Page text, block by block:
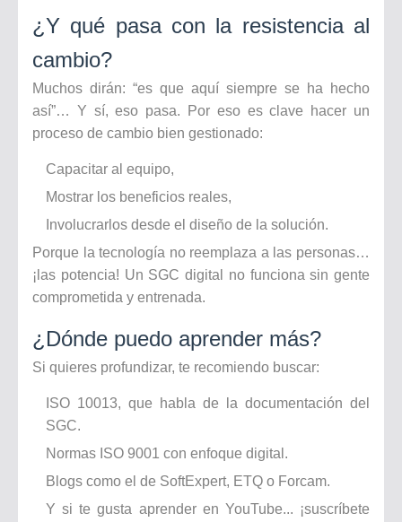
¿Y qué pasa con la resistencia al
cambio?
Muchos dirán: “es que aquí siempre se ha hecho
así”… Y sí, eso pasa. Por eso es clave hacer un
proceso de cambio bien gestionado:
Capacitar al equipo,
Mostrar los beneficios reales,
Involucrarlos desde el diseño de la solución.
Porque la tecnología no reemplaza a las personas…
¡las potencia! Un SGC digital no funciona sin gente
comprometida y entrenada.
¿Dónde puedo aprender más?
Si quieres profundizar, te recomiendo buscar:
ISO 10013, que habla de la documentación del
SGC.
Normas ISO 9001 con enfoque digital.
Blogs como el de SoftExpert, ETQ o Forcam.
Y si te gusta aprender en YouTube... ¡suscríbete